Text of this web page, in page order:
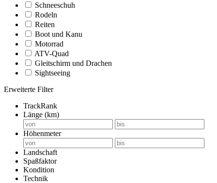
Schneeschuh
Rodeln
Reiten
Boot und Kanu
Motorrad
ATV-Quad
Gleitschirm und Drachen
Sightseeing
Erweiterte Filter
TrackRank
Länge (km)
Höhenmeter
Landschaft
Spaßfaktor
Kondition
Technik